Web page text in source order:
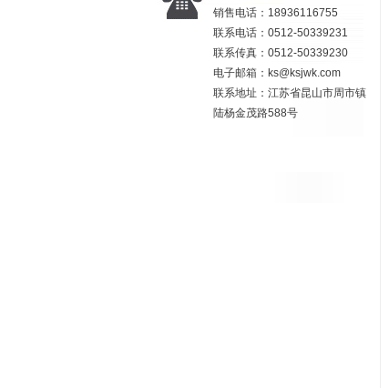
销售电话：18936116755
联系电话：0512-50339231
联系传真：0512-50339230
电子邮箱：ks@ksjwk.com
联系地址：江苏省昆山市周市镇
陆杨金茂路588号